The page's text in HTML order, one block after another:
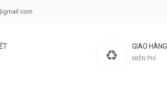
GIAO HÀNG
MIỄN PHÍ